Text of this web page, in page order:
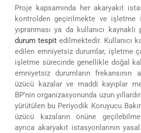
Proje kapsamında her akaryakıt
kontrolden geçirilmekte ve işletme
yıpranması ya da kullanıcı
durum tespit edilmektedir. Kullanıcı
edilen emniyetsiz durumlar, işletme
işletme sürecinde genellikle doğal
emniyetsiz durumların frekansının
üzücü kazalar ve maddi kayıplar
BP’nin organizasyonunda uzun
yürütülen bu Periyodik Koruyucu
üzücü kazaların önüne
ayrıca akaryakıt istasyonlarının